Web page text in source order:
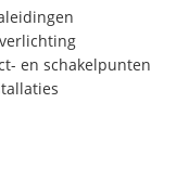
en schakelpunten